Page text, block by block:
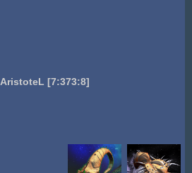
AristoteL [7:373:8]